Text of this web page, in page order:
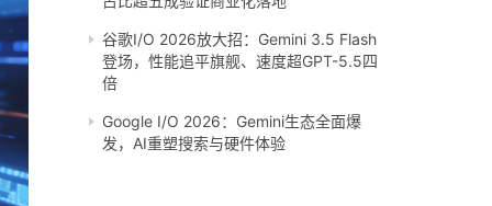
谷歌I/O 2026放大招：Gemini 3.5 Flash
登场，性能追平旗舰、速度超GPT-5.5四
倍
Google I/O 2026：Gemini生态全面爆
发，AI重塑搜索与硬件体验